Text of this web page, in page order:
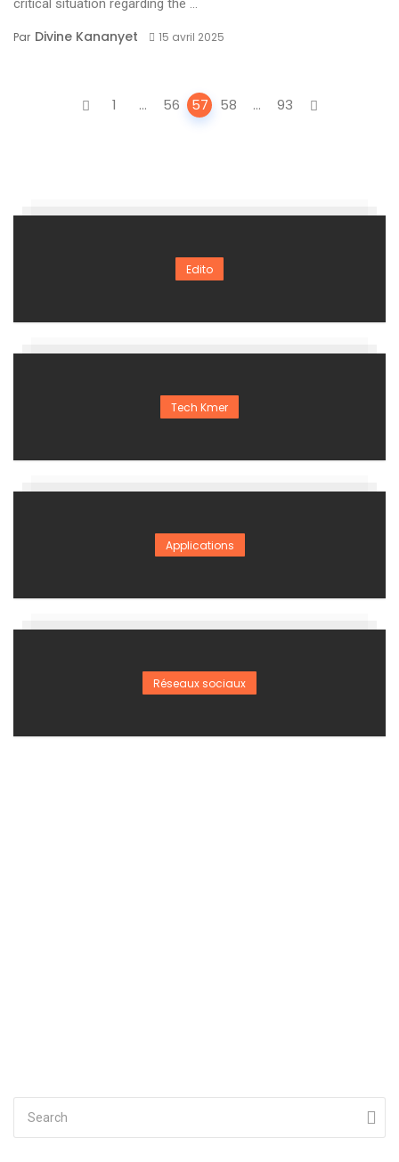
critical situation regarding the ...
Par Divine Kananyet 15 avril 2025
1 ... 56 57 58 ... 93
Edito
Tech Kmer
Applications
Réseaux sociaux